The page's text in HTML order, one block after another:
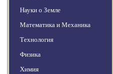
Науки о Земле
Математика и Механика
Технология
Физика
Химия